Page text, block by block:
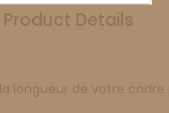
Product Details
longueur de votre